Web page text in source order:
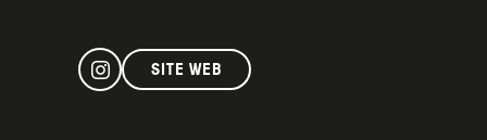
SITE WEB